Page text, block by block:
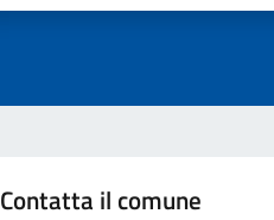
Contatta il comune